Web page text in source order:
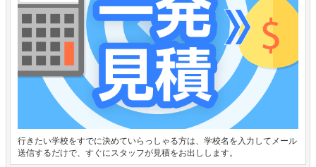
行きたい学校をすでに決めていらっしゃる方は、学校名を入力してメール
送信するだけで、すぐにスタッフが見積をお出しします。